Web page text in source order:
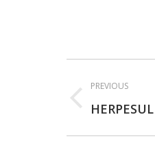
navigation
PREVIOUS
Previous
HERPESUL